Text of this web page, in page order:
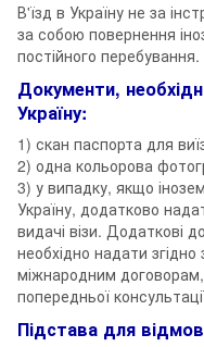
В'їзд в Україну не за
за собою повернення
постійного перебування.
Документи,
Україну:
1) скан паспорта для
2) одна кольорова
3) у випадку, якщо
Україну, додатково
видачі візи. Додаткові
необхідно надати
міжнародним
попередньої
Підстава для